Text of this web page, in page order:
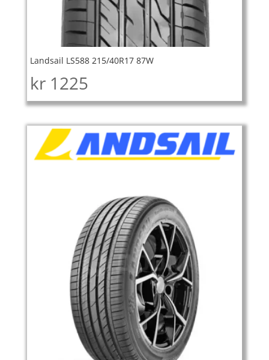
Landsail LS588 215/40R17 87W
kr 1225